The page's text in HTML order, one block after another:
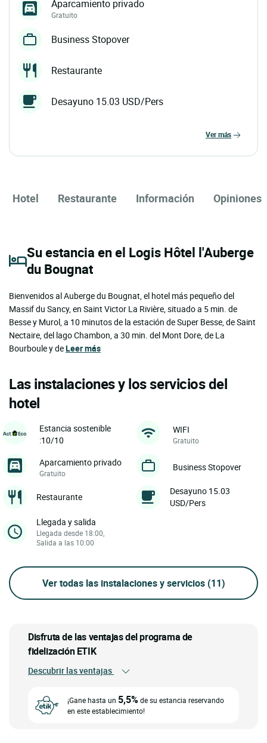
Aparcamiento privado
Gratuito
Business Stopover
Restaurante
Desayuno 15.03 USD/Pers
ver más
Hotel Restaurante Información Opiniones
Su estancia en el Logis Hôtel l'Auberge
du Bougnat
Bienvenidos al Auberge du Bougnat, el hotel más pequeño del
Massif du Sancy, en Saint Victor La Rivière, situado a 5 min. de
Besse y Murol, a 10 minutos de la estación de Super Besse, de Saint
Nectaire, del lago Chambon, a 30 min. del Mont Dore, de La
Bourboule y deLeer más
Las instalaciones y los servicios del
hotel
Estancia sostenible
:10/10
WIFI
Gratuito
Aparcamiento privado
Gratuito
Business Stopover
Restaurante
Desayuno 15.03
USD/Pers
Llegada y salida
Llegada desde 18:00,
Salida a las 10:00
Ver todas las instalaciones y servicios (11)
Disfruta de las ventajas del programa de
fidelización ETIK
Descubrir las ventajas
¡Gane hasta un 5,5%de su estancia reservando
en este establecimiento!